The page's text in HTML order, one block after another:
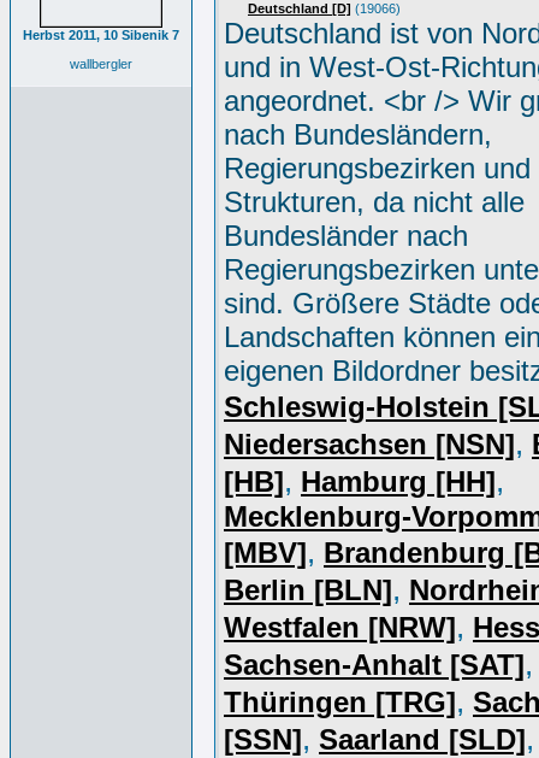
Herbst 2011, 10 Sibenik 7
wallbergler
Deutschland [D] (19066)
Deutschland ist von
und in West-Ost-
angeordnet. <br /> Wir
nach Bundesländern,
Regierungsbezirken
Strukturen, da nicht alle
Bundesländer nach
Regierungsbezirken
sind. Größere Städte
Landschaften können
eigenen Bildordner
Schleswig-Holstein
Niedersachsen [NSN],
[HB], Hamburg [HH],
Mecklenburg-
[MBV], Brandenburg
Berlin [BLN],
Westfalen [NRW],
Sachsen-Anhalt [SAT],
Thüringen [TRG],
[SSN], Saarland [SLD],